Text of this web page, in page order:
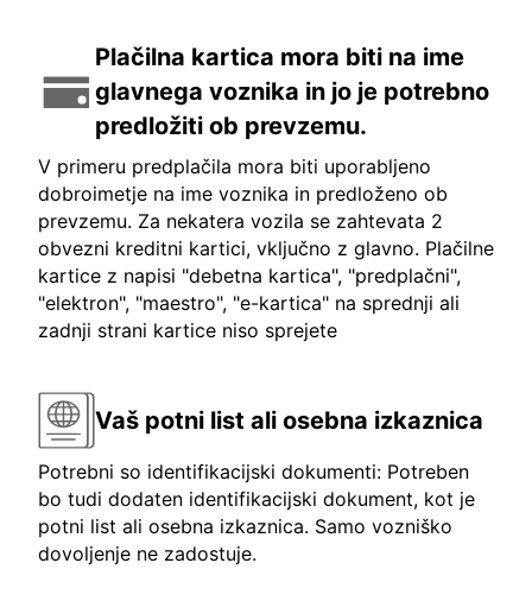
Plačilna kartica mora biti na ime
glavnega voznika in jo je potrebno
predložiti ob prevzemu.
V primeru predplačila mora biti uporabljeno
dobroimetje na ime voznika in predloženo ob
prevzemu. Za nekatera vozila se zahtevata 2
obvezni kreditni kartici, vključno z glavno. Plačilne
kartice z napisi "debetna kartica", "predplačni",
"elektron", "maestro", "e-kartica" na sprednji ali
zadnji strani kartice niso sprejete
Vaš potni list ali osebna izkaznica
Potrebni so identifikacijski dokumenti: Potreben
bo tudi dodaten identifikacijski dokument, kot je
potni list ali osebna izkaznica. Samo vozniško
dovoljenje ne zadostuje.